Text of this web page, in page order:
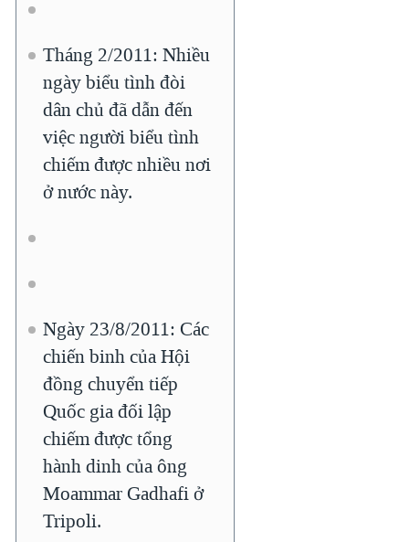
Tháng 2/2011: Nhiều
ngày biểu tình đòi
dân chủ đã dẫn đến
việc người biểu tình
chiếm được nhiều nơi
ở nước này.
Ngày 23/8/2011: Các
chiến binh của Hội
đồng chuyển tiếp
Quốc gia đối lập
chiếm được tổng
hành dinh của ông
Moammar Gadhafi ở
Tripoli.